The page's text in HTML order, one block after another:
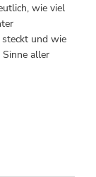
wie viel
steckt und wie
aller